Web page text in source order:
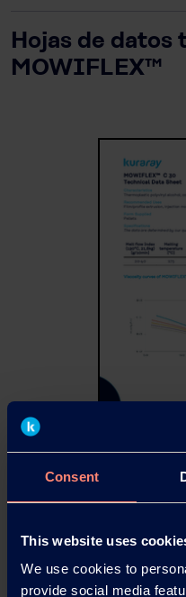
Consent
This website uses
We use cookies to
provide social media
Hojas de datos
MOWIFLEX™
TDS-MOWIFLEX-
180 KB
183 KB
TDS-MOWIFLEX-
149 KB